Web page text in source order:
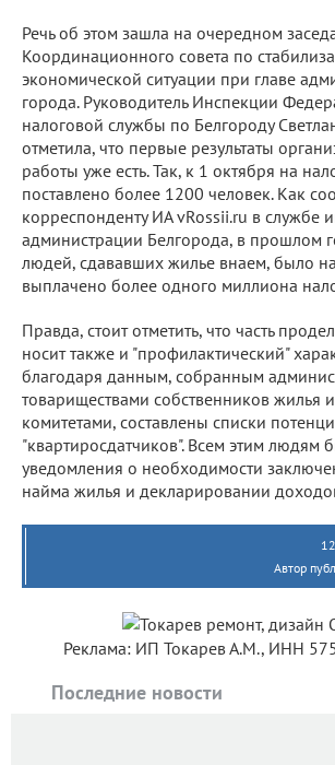
Речь об этом зашла на очередном
Координационного совета по
экономической ситуации при главе
города. Руководитель Инспекции
налоговой службы по Белгороду
отметила, что первые результаты
работы уже есть. Так, к 1 октября на
поставлено более 1200 человек. Как
корреспонденту ИА vRossii.ru в службе
администрации Белгорода, в прошлом
людей, сдававших жилье внаем, было
выплачено более одного миллиона
Правда, стоит отметить, что часть
носит также и "профилактический"
благодаря данным, собранным
товариществами собственников жилья
комитетами, составлены списки
"квартиросдатчиков". Всем этим людям
уведомления о необходимости
найма жилья и декларировании
Автор
Реклама: ИП Токарев А.М., ИНН
Последние новости